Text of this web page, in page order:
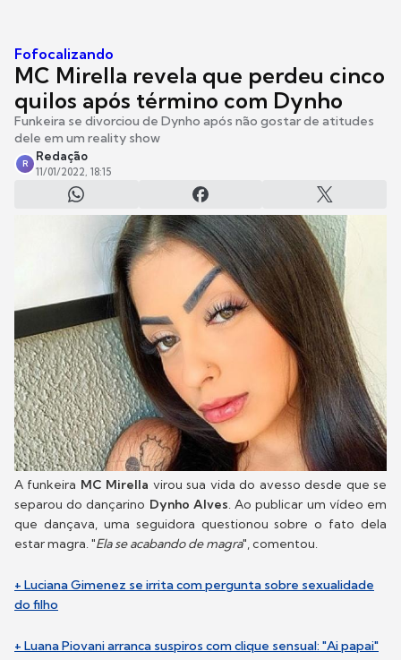
Fofocalizando
MC Mirella revela que perdeu cinco
quilos após término com Dynho
Funkeira se divorciou de Dynho após não gostar de atitudes
dele em um reality show
R
Redação
11/01/2022, 18:15
A funkeira MC Mirella virou sua vida do avesso desde que se
separou do dançarino Dynho Alves. Ao publicar um vídeo em
que dançava, uma seguidora questionou sobre o fato dela
estar magra. "Ela se acabando de magra", comentou.
+ Luciana Gimenez se irrita com pergunta sobre sexualidade
do filho
+ Luana Piovani arranca suspiros com clique sensual: "Ai papai"